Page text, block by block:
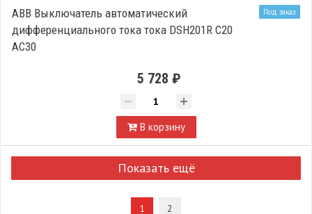
Под заказ
ABB Выключатель автоматический
дифференциального тока тока DSH201R C20
AC30
5 728 ₽
В корзину
Показать ещё
1 2